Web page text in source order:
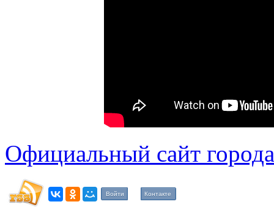
Официальный сайт
Войти Контакте